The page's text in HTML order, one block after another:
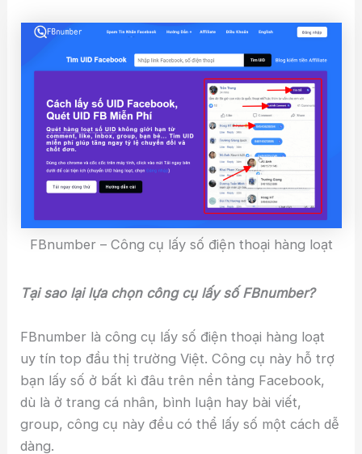
FBnumber – Công cụ lấy số điện thoại hàng loạt
Tại sao lại lựa chọn công cụ lấy số FBnumber?
FBnumber là công cụ lấy số điện thoại hàng loạt
uy tín top đầu thị trường Việt. Công cụ này hỗ trợ
bạn lấy số ở bất kì đâu trên nền tảng Facebook,
dù là ở trang cá nhân, bình luận hay bài viết,
group, công cụ này đều có thể lấy số một cách dễ
dàng.